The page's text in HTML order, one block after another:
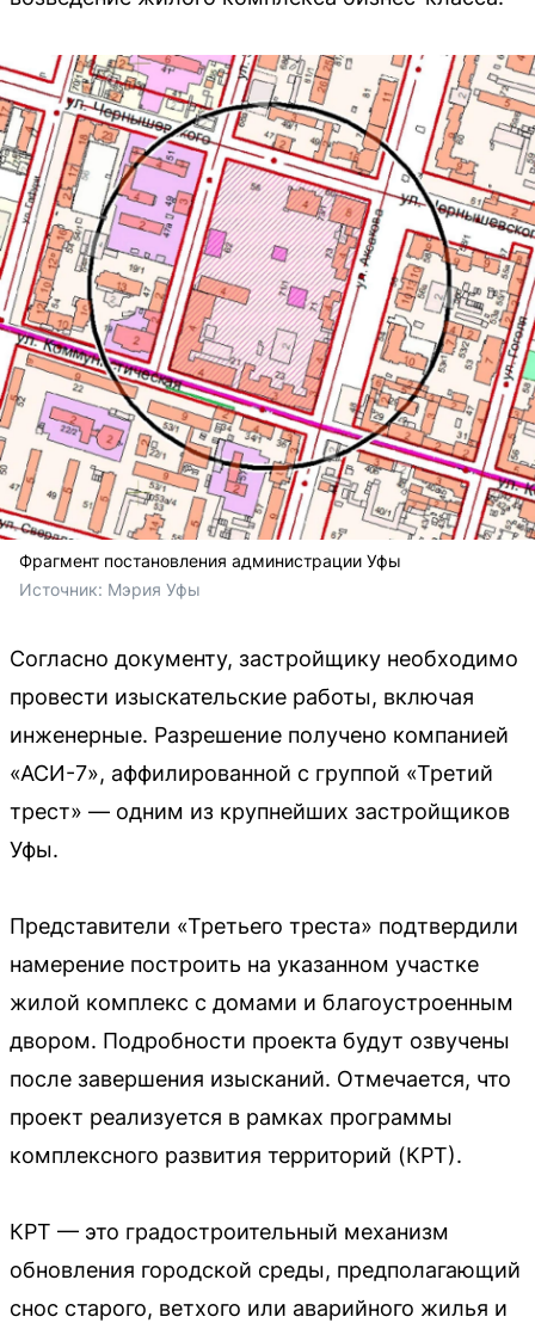
Фрагмент постановления администрации Уфы
Источник: Мэрия Уфы
Согласно документу, застройщику необходимо
провести изыскательские работы, включая
инженерные. Разрешение получено компанией
«АСИ-7», аффилированной с группой «Третий
трест» — одним из крупнейших застройщиков
Уфы.
Представители «Третьего треста» подтвердили
намерение построить на указанном участке
жилой комплекс с домами и благоустроенным
двором. Подробности проекта будут озвучены
после завершения изысканий. Отмечается, что
проект реализуется в рамках программы
комплексного развития территорий (КРТ).
КРТ — это градостроительный механизм
обновления городской среды, предполагающий
снос старого, ветхого или аварийного жилья и